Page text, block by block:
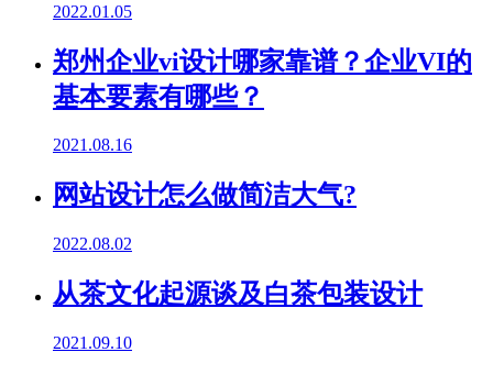
2022.01.05
郑州企业vi设计哪家靠谱？企业VI的
基本要素有哪些？
2021.08.16
网站设计怎么做简洁大气?
2022.08.02
从茶文化起源谈及白茶包装设计
2021.09.10